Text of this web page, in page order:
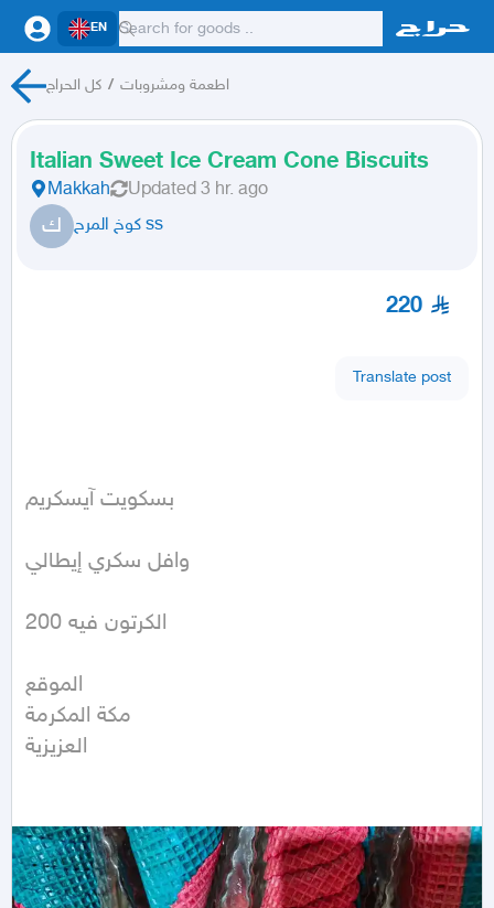
EN
كل الحراج / اطعمة ومشروبات
Italian Sweet Ice Cream Cone Biscuits
Makkah Updated 3 hr. ago
ك كوخ المرح ss
220
Translate post
بسكويت آيسكريم
وافل سكري إيطالي
الكرتون فيه 200
الموقع
مكة المكرمة
العزيزية